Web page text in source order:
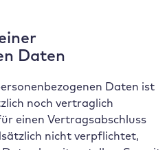
Daten
Daten ist
noch vertraglich
einen Vertragsabschluss
nicht verpflichtet,